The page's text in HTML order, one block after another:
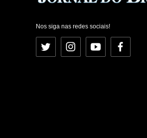
Nos siga nas redes sociais!
Twitter InstagramYouTubeFacebook